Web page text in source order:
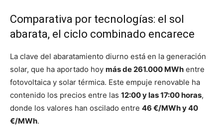
Comparativa por tecnologías: el sol
abarata, el ciclo combinado encarece
La clave del abaratamiento diurno está en la generación
solar, que ha aportado hoy más de 261.000 MWh entre
fotovoltaica y solar térmica. Este empuje renovable ha
contenido los precios entre las 12:00 y las 17:00 horas,
donde los valores han oscilado entre 46 €/MWh y 40
€/MWh.